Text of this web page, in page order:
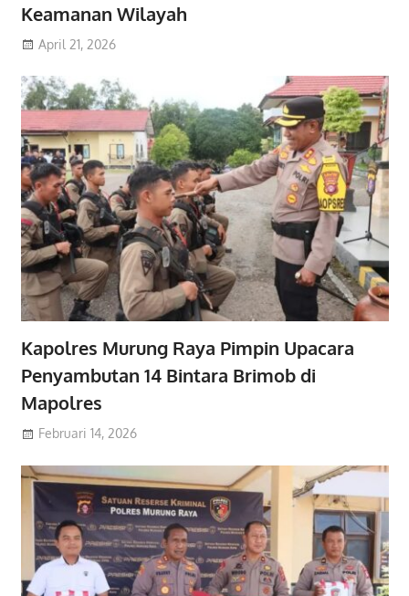
Keamanan Wilayah
April 21, 2026
Kapolres Murung Raya Pimpin Upacara
Penyambutan 14 Bintara Brimob di
Mapolres
Februari 14, 2026